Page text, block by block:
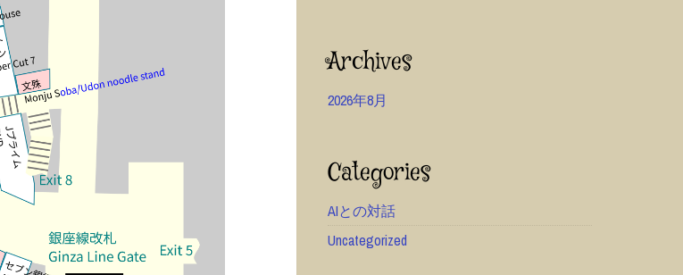
Archives
2026年8月
Categories
AIとの対話
Uncategorized